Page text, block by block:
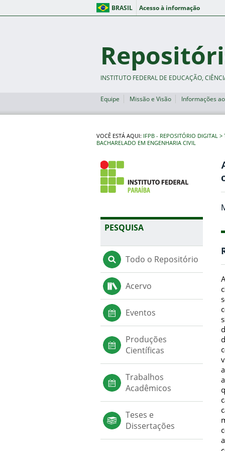
BRASIL Acesso à informação
INSTITUTO FEDERAL DE EDUCAÇÃO,
Equipe Missão e Visão Informações
VOCÊ ESTÁ AQUI: IFPB - REPOSITÓRIO DIGITAL
BACHARELADO EM ENGENHARIA CIVIL
PESQUISA
Todo o Repositório
Acervo
Eventos
Produções
Científicas
Trabalhos
Acadêmicos
Teses e
Dissertações